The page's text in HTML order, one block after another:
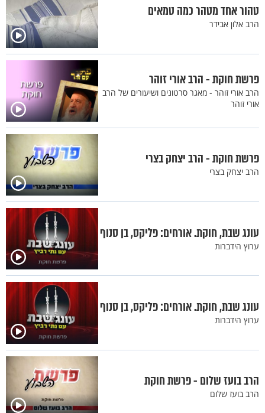
טהור אחד מטהר כמה טמאים
הרב אלון אבידר
פרשת חוקת - הרב אורי זוהר
הרב אורי זוהר - מאגר סרטונים ושיעורים של הרב
אורי זוהר
פרשת חוקת - הרב יצחק בצרי
הרב יצחק בצרי
עונג שבת, חוקת. אורחים: פליקס, בן סנוף
ערוץ הידברות
עונג שבת, חוקת. אורחים: פליקס, בן סנוף
ערוץ הידברות
הרב בועז שלום - פרשת חוקת
הרב בועז שלום